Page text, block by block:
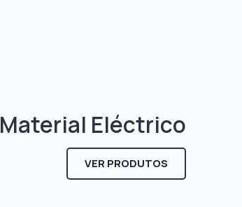
Material Eléctrico
VER PRODUTOS